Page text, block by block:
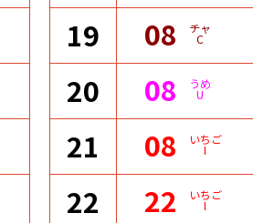
19 08 チャ
C
20 08 うめ
U
21 08 いちご
I
22 22 いちご
I